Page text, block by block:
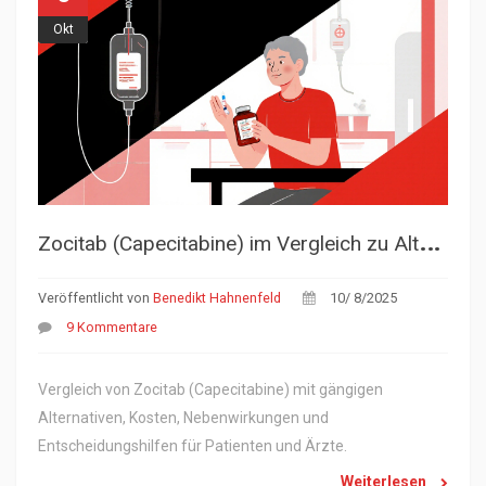
Okt
Z
ocitab (Capecitabine) im Vergleich zu Alternativen - Vor- und Nachteile
Veröffentlicht von Benedikt Hahnenfeld
10/ 8/2025
9 Kommentare
Vergleich von Zocitab (Capecitabine) mit gängigen
Alternativen, Kosten, Nebenwirkungen und
Entscheidungshilfen für Patienten und Ärzte.
Weiterlesen